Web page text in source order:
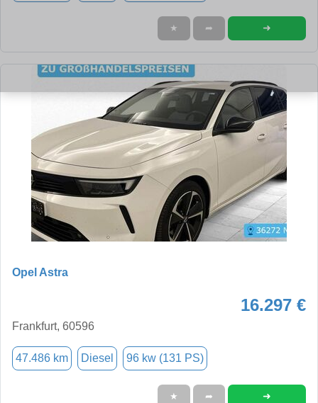
★ ➦ ➜
Opel Astra
16.297 €
Frankfurt, 60596
47.486 km Diesel 96 kw (131 PS)
★ ➦ ➜